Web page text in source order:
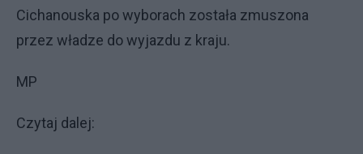
Cichanouska po wyborach została zmuszona
przez władze do wyjazdu z kraju.
MP
Czytaj dalej: